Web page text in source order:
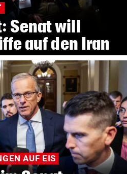
Senat will
auf den Iran
AUF EIS